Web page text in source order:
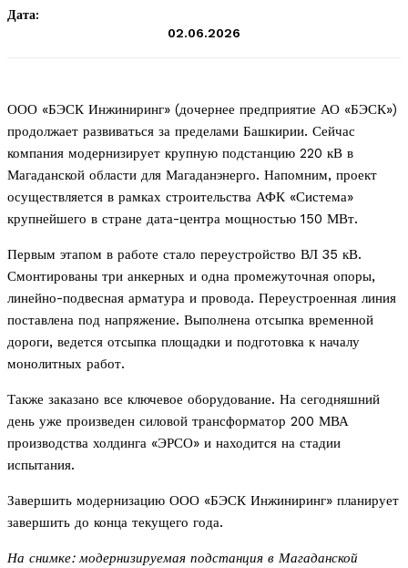
Дата:
02.06.2026
ООО «БЭСК Инжиниринг» (дочернее предприятие АО «БЭСК»)
продолжает развиваться за пределами Башкирии. Сейчас
компания модернизирует крупную подстанцию 220 кВ в
Магаданской области для Магаданэнерго. Напомним, проект
осуществляется в рамках строительства АФК «Система»
крупнейшего в стране дата-центра мощностью 150 МВт.
Первым этапом в работе стало переустройство ВЛ 35 кВ.
Смонтированы три анкерных и одна промежуточная опоры,
линейно-подвесная арматура и провода. Переустроенная линия
поставлена под напряжение. Выполнена отсыпка временной
дороги, ведется отсыпка площадки и подготовка к началу
монолитных работ.
Также заказано все ключевое оборудование. На сегодняшний
день уже произведен силовой трансформатор 200 МВА
производства холдинга «ЭРСО» и находится на стадии
испытания.
Завершить модернизацию ООО «БЭСК Инжиниринг» планирует
завершить до конца текущего года.
На снимке: модернизируемая подстанция в Магаданской